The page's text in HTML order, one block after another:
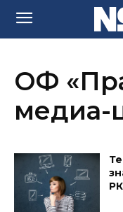
ОФ
медиа-